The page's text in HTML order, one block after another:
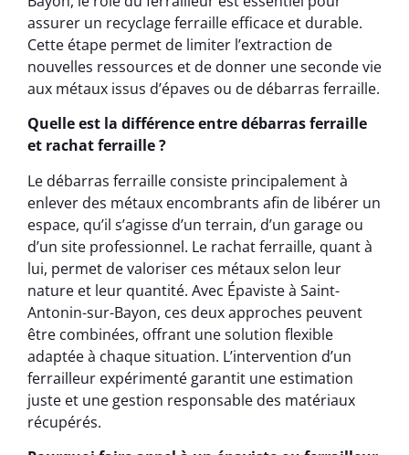
assurer un recyclage ferraille efficace et durable.
Cette étape permet de limiter l’extraction de
nouvelles ressources et de donner une seconde vie
aux métaux issus d’épaves ou de débarras ferraille.
Quelle est la différence entre débarras ferraille
et rachat ferraille ?
Le débarras ferraille consiste principalement à
enlever des métaux encombrants afin de libérer un
espace, qu’il s’agisse d’un terrain, d’un garage ou
d’un site professionnel. Le rachat ferraille, quant à
lui, permet de valoriser ces métaux selon leur
nature et leur quantité. Avec Épaviste à Saint-
Antonin-sur-Bayon, ces deux approches peuvent
être combinées, offrant une solution flexible
adaptée à chaque situation. L’intervention d’un
ferrailleur expérimenté garantit une estimation
juste et une gestion responsable des matériaux
récupérés.